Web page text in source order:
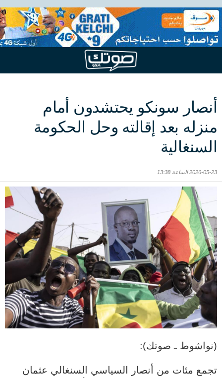
أنصار سونكو يحتشدون أمام
منزله بعد إقالته وحل الحكومة
السنغالية
2026-05-23 الساعة 13:38
(نواشوط ـ صوتك):
تجمع مئات من أنصار السياسي السنغالي عثمان